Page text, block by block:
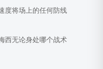
度将场上的任何防线
西无论身处哪个战术